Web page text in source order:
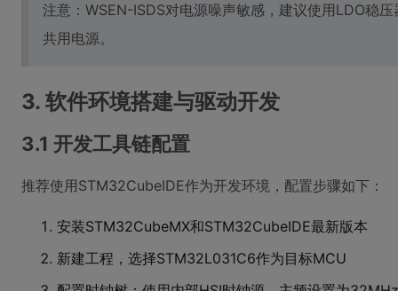
注意：WSEN-ISDS对电源噪声敏感，建议使用LDO稳
共用电源。
3. 软件环境搭建与驱动开发
3.1 开发工具链配置
推荐使用STM32CubeIDE作为开发环境，配置步骤如下：
安装STM32CubeMX和STM32CubeIDE最新版本
新建工程，选择STM32L031C6作为目标MCU